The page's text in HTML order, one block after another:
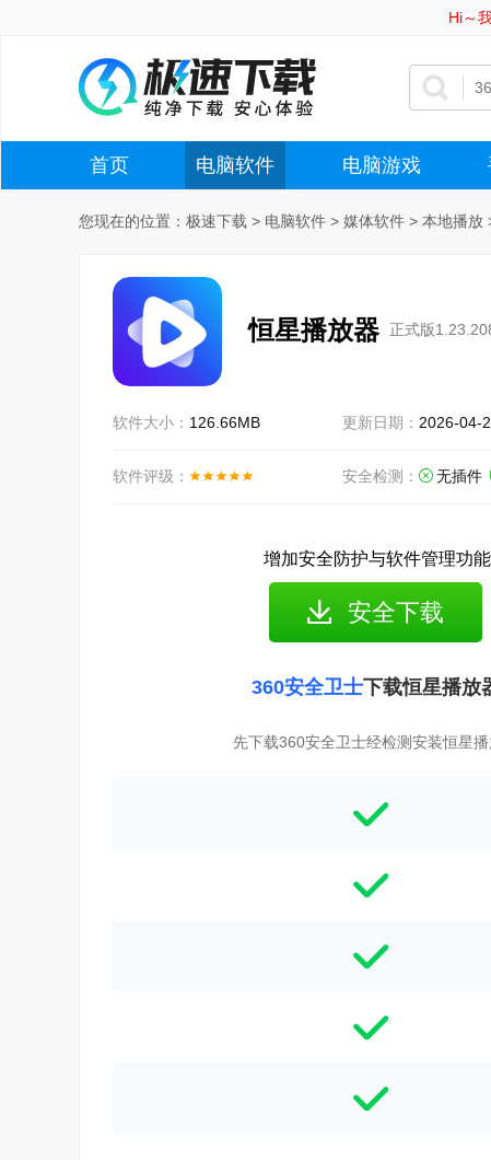
Hi～
首页 电脑软件 电脑游戏
您现在的位置： 极速下载 > 电脑软件 > 媒体软件 > 本地播放
恒星播放器 正式版
软件大小： 126.66MB 更新日期： 2026-04-
软件评级： 安全检测： 无插件
增加安全防护与软件管理功能
安全下载
360安全卫士下载恒星播放
先下载360安全卫士经检测安装恒星